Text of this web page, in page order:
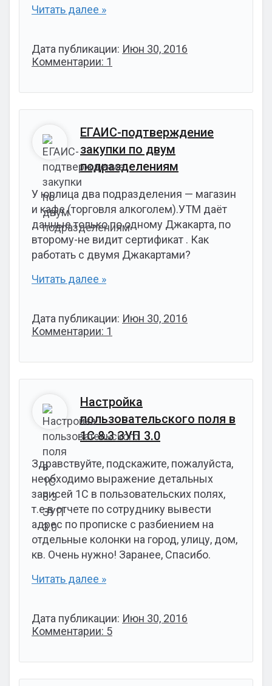
Читать далее »
Дата публикации: Июн 30, 2016
Комментарии: 1
ЕГАИС-подтверждение
закупки по двум
подразделениям
У юрлица два подразделения — магазин
и кафе (торговля алкоголем).УТМ даёт
данные только по одному Джакарта, по
второму-не видит сертификат . Как
работать с двумя Джакартами?
Читать далее »
Дата публикации: Июн 30, 2016
Комментарии: 1
Настройка
пользовательского поля в
1С 8.3 ЗУП 3.0
Здравствуйте, подскажите, пожалуйста,
необходимо выражение детальных
записей 1С в пользовательских полях,
т.е в отчете по сотруднику вывести
адрес по прописке с разбиением на
отдельные колонки на город, улицу, дом,
кв. Очень нужно! Заранее, Спасибо.
Читать далее »
Дата публикации: Июн 30, 2016
Комментарии: 5